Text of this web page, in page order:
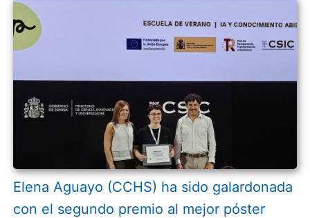
Elena Aguayo (CCHS) ha sido galardonada
con el segundo premio al mejor póster